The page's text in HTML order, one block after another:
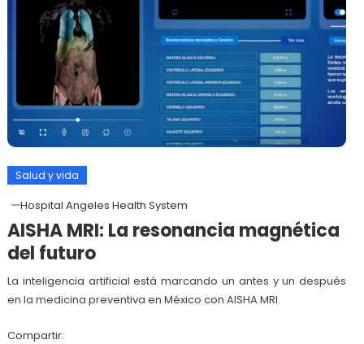
Salud y vida
Hospital Angeles Health System
AISHA MRI: La resonancia magnética
del futuro
La inteligencia artificial está marcando un antes y un después
en la medicina preventiva en México con AISHA MRI.
Compartir: